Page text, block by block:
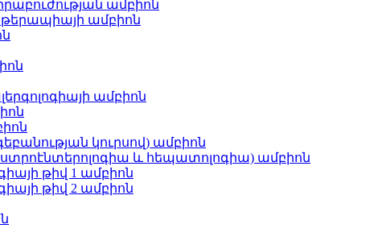
ամբիոն
թերապիայի ամբիոն
ամբիոն
կուրսով) ամբիոն
և հեպատոլոգիա) ամբիոն
թիվ 1 ամբիոն
թիվ 2 ամբիոն